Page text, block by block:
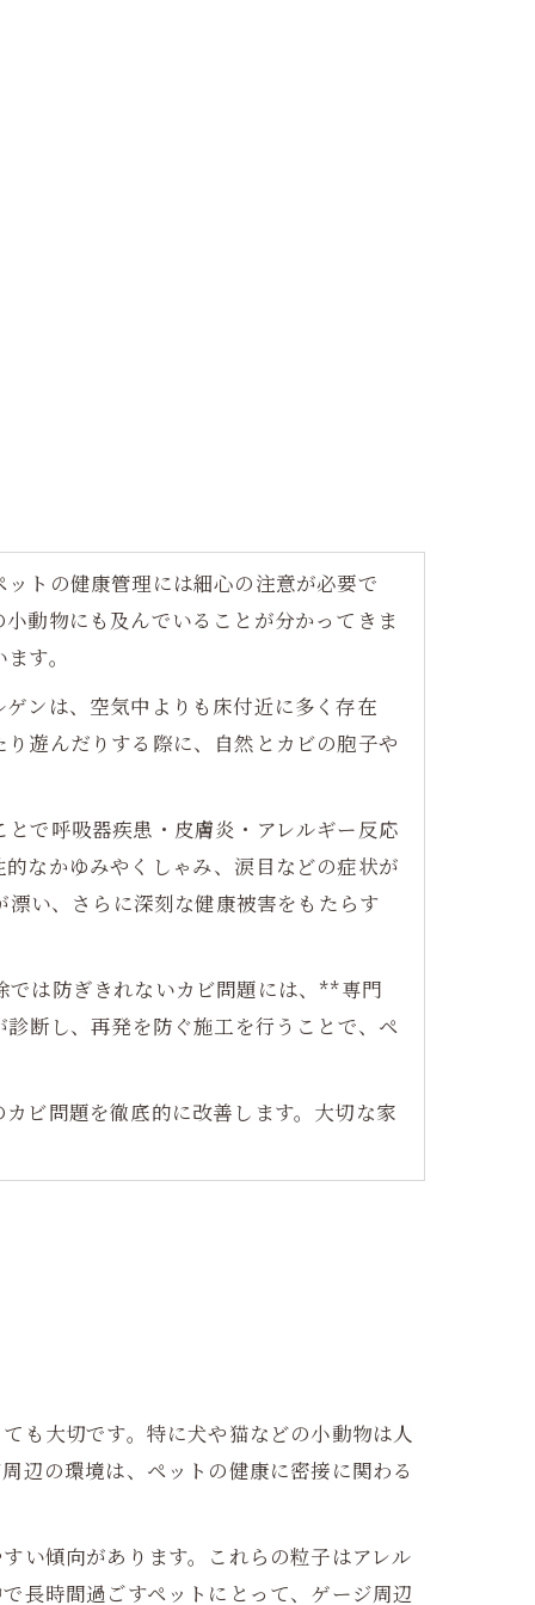
トの健康管理には細心の注意が必要で
動物にも及んでいることが分かってきま
す。
ンは、空気中よりも床付近に多く存在
遊んだりする際に、自然とカビの胞子や
で呼吸器疾患・皮膚炎・アレルギー反応
なかゆみやくしゃみ、涙目などの症状が
い、さらに深刻な健康被害をもたらす
では防ぎきれないカビ問題には、**専門
断し、再発を防ぐ施工を行うことで、ペ
ビ問題を徹底的に改善します。大切な家
も大切です。特に犬や猫などの小動物は人
辺の環境は、ペットの健康に密接に関わる
い傾向があります。これらの粒子はアレル
長時間過ごすペットにとって、ゲージ周辺